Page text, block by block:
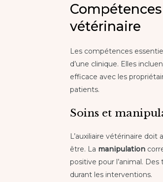
vétérinaire
Les compétences
d’une clinique. Elles
efficace avec les
patients.
Soins et
L’auxiliaire vétérinaire doit
être. La manipulation
positive pour l’animal.
durant les interventions.